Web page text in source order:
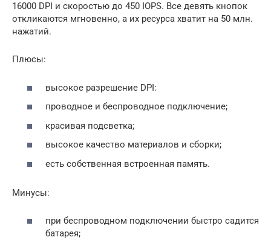
16000 DPI и скоростью до 450 IOPS. Все девять кнопок
откликаются мгновенно, а их ресурса хватит на 50 млн.
нажатий.
Плюсы:
высокое разрешение DPI:
проводное и беспроводное подключение;
красивая подсветка;
высокое качество материалов и сборки;
есть собственная встроенная память.
Минусы:
при беспроводном подключении быстро садится
батарея;